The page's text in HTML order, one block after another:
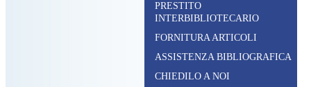
PRESTITO
INTERBIBLIOTECARIO
FORNITURA ARTICOLI
ASSISTENZA BIBLIOGRAFICA
CHIEDILO A NOI